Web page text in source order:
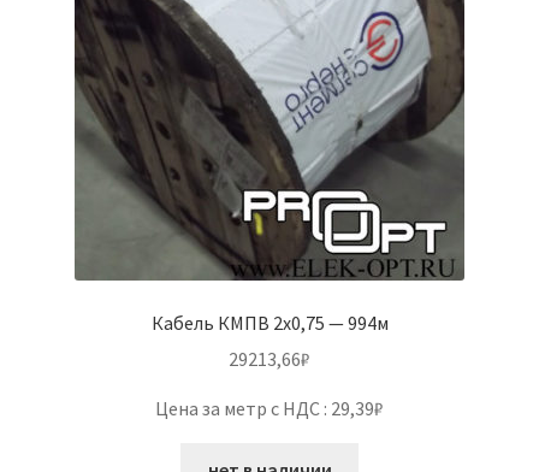
Кабель КМПВ 2х0,75 — 994м
29213,66₽
Цена за метр с НДС : 29,39₽